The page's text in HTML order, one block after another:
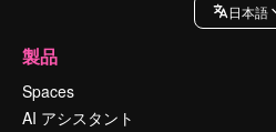
日本語
製品
Spaces
AI アシスタント